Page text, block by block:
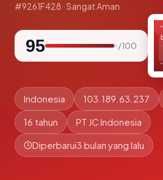
#9261F428 · Sangat Aman
95 / 100
Indonesia 103.189.63.237
16 tahun PT JC Indonesia
Diperbarui3 bulan yang lalu